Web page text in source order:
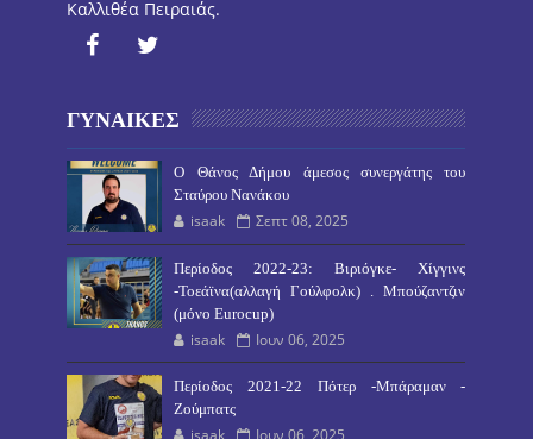
Καλλιθέα Πειραιάς.
ΓΥΝΑΙΚΕΣ
O Θάνος Δήμου άμεσος συνεργάτης του
Σταύρου Νανάκου
isaak Σεπτ 08, 2025
Περίοδος 2022-23: Βιριόγκε- Χίγγινς
-Τοεάϊνα(αλλαγή Γούλφολκ) . Μπούζαντζιν
(μόνο Eurocup)
isaak Ιουν 06, 2025
Περίοδος 2021-22 Πότερ -Μπάραμαν -
Ζούμπατς
isaak Ιουν 06, 2025